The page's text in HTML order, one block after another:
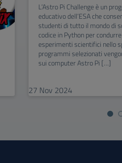
L’Astro Pi Challenge è un
educativo dell’ESA che
studenti di tutto il mondo di
codice in Python per condurre
esperimenti scientifici nello
programmi selezionati
sui computer Astro Pi […]
27 Nov 2024